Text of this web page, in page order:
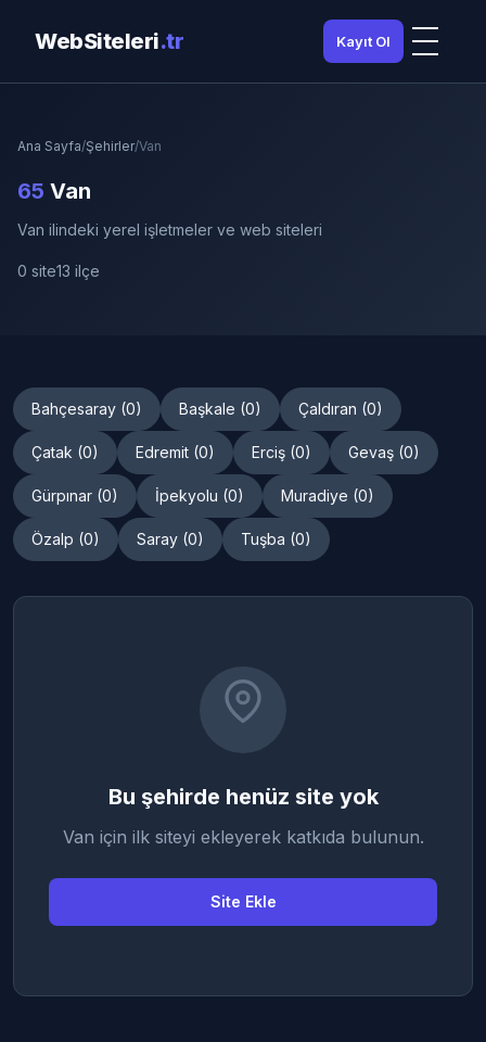
WebSiteleri.tr Kayıt Ol
Ana Sayfa/Şehirler/Van
65 Van
Van ilindeki yerel işletmeler ve web siteleri
0 site13 ilçe
Bahçesaray (0) Başkale (0) Çaldıran (0)
Çatak (0) Edremit (0) Erciş (0) Gevaş (0)
Gürpınar (0) İpekyolu (0) Muradiye (0)
Özalp (0) Saray (0) Tuşba (0)
Bu şehirde henüz site yok
Van için ilk siteyi ekleyerek katkıda bulunun.
Site Ekle